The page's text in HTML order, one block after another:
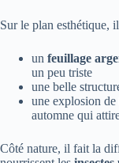
Sur le plan esthétique,
un feuillage
un peu triste
une belle
une explosion de
automne qui
Côté nature, il fait la